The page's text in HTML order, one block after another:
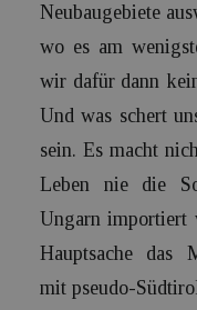
Neubaugebiete
wo es am
wir dafür dann
Und was schert
sein. Es macht
Leben nie die
Ungarn importiert
Hauptsache das
mit pseudo-­